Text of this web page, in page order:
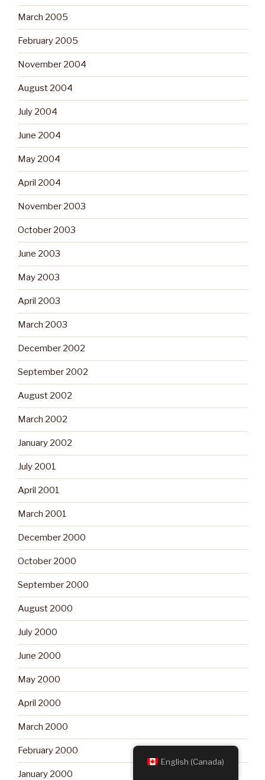
March 2005
February 2005
November 2004
August 2004
July 2004
June 2004
May 2004
April 2004
November 2003
October 2003
June 2003
May 2003
April 2003
March 2003
December 2002
September 2002
August 2002
March 2002
January 2002
July 2001
April 2001
March 2001
December 2000
October 2000
September 2000
August 2000
July 2000
June 2000
May 2000
April 2000
March 2000
February 2000
January 2000
English (Canada)